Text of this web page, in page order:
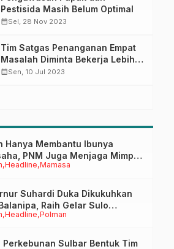
Statistik Sektoral Tahun 2025
Pestisida Masih Belum Optimal
calendar_monthSel, 28 Nov 2023
Tim Satgas Penanganan Empat
Masalah Diminta Bekerja Lebih
Kongkrit
calendar_monthSen, 10 Jul 2023
Headline Mamasa
Hanya Membantu Ibunya
PNM Juga Menjaga Mimpi
Untuk Menggapai Cita-Cita
Headline Polman
Suhardi Duka Dikukuhkan
Raih Gelar Sulo
Perkebunan Sulbar Bentuk Tim